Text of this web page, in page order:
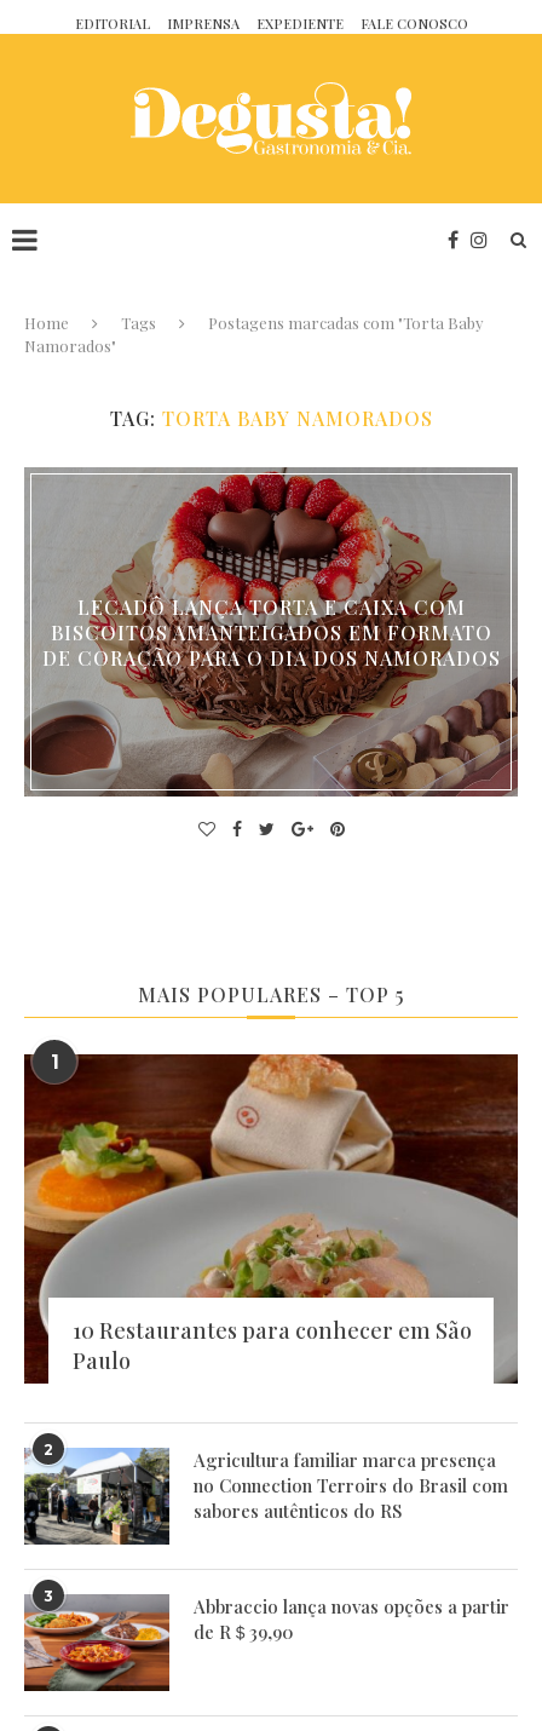
EDITORIAL IMPRENSA EXPEDIENTE FALE CONOSCO
Home Tags
Postagens marcadas com "Torta Baby
Namorados"
TAG: TORTA BABY NAMORADOS
LECADÔ LANÇA TORTA E CAIXA COM
BISCOITOS AMANTEIGADOS EM FORMATO
DE CORAÇÃO PARA O DIA DOS NAMORADOS
MAIS POPULARES – TOP 5
1
10 Restaurantes para conhecer em São
Paulo
2
Agricultura familiar marca presença
no Connection Terroirs do Brasil com
sabores autênticos do RS
3
Abbraccio lança novas opções a partir
de R＄39,90